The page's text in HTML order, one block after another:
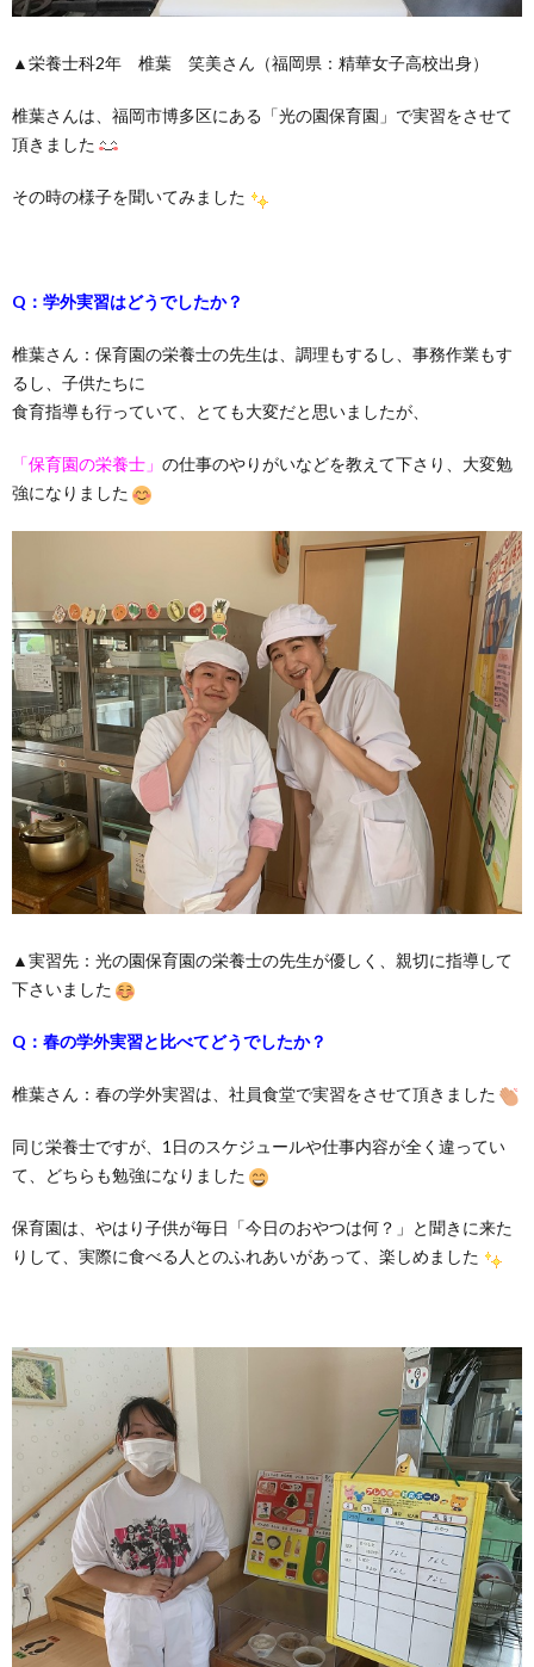
▲栄養士科2年 椎葉 笑美さん（福岡県：精華女子高校出身）
椎葉さんは、福岡市博多区にある「光の園保育園」で実習をさせて
頂きました
その時の様子を聞いてみました
Q：学外実習はどうでしたか？
椎葉さん：保育園の栄養士の先生は、調理もするし、事務作業もす
るし、子供たちに
食育指導も行っていて、とても大変だと思いましたが、
「保育園の栄養士」 の仕事のやりがいなどを教えて下さり、大変勉
強になりました
▲実習先：光の園保育園の栄養士の先生が優しく、親切に指導して
下さいました
Q：春の学外実習と比べてどうでしたか？
椎葉さん：春の学外実習は、社員食堂で実習をさせて頂きました
同じ栄養士ですが、1日のスケジュールや仕事内容が全く違ってい
て、どちらも勉強になりました
保育園は、やはり子供が毎日「今日のおやつは何？」と聞きに来た
りして、実際に食べる人とのふれあいがあって、楽しめました